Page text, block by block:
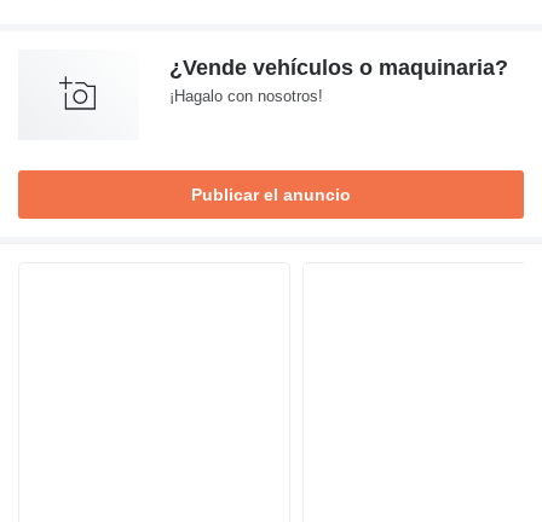
¿Vende vehículos o maquinaria?
¡Hagalo con nosotros!
Publicar el anuncio